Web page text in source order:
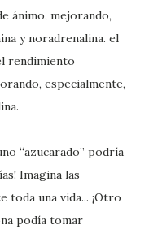
ánimo, mejorando,
y noradrenalina. el
rendimiento
especialmente,
“azucarado” podría
Imagina las
toda una vida... ¡Otro
podía tomar